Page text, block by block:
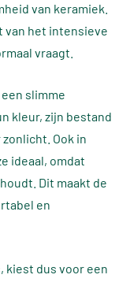
van keramiek.
van het intensieve
vraagt.
slimme
kleur, zijn bestand
Ook in
ideaal, omdat
Dit maakt de
en
kiest dus voor een